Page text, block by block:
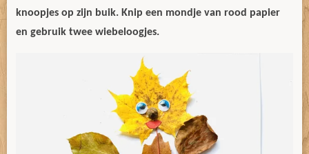
knoopjes op zijn buik. Knip een mondje van rood papier
en gebruik twee wiebeloogjes.